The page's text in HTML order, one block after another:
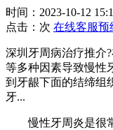
时间：2023-10-12
点击： 次 在线客服预
深圳牙周病治疗推介
等多种因素导致慢性
到牙龈下面的结缔组
牙...
慢性牙周炎是很常